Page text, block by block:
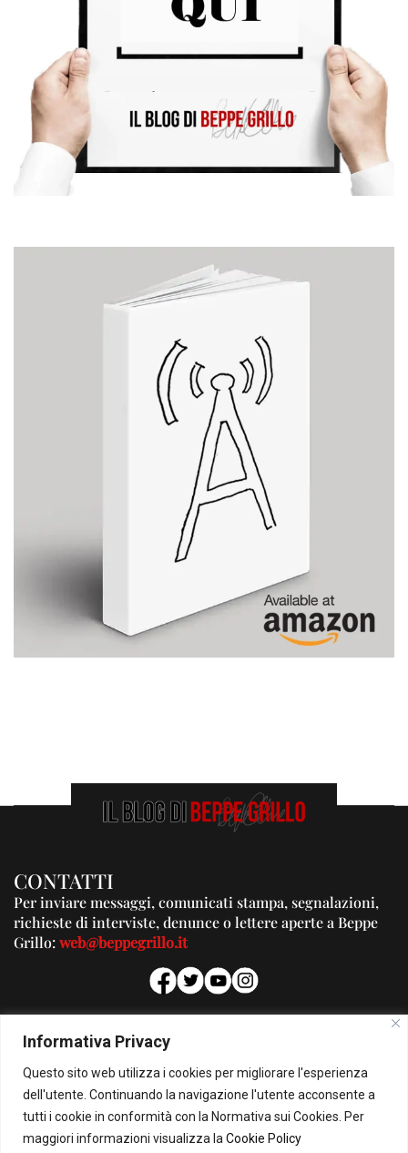
Informativa Privacy
Questo sito web utilizza i cookies per migliorare l'esperienza
dell'utente. Continuando la navigazione l'utente acconsente a
tutti i cookie in conformità con la Normativa sui Cookies. Per
maggiori informazioni visualizza la Cookie Policy
CONTATTI
Per inviare messaggi, comunicati stampa, segnalazioni,
richieste di interviste, denunce o lettere aperte a Beppe
Grillo:web@beppegrillo.it
PUBBLICITA'
Per la tua pubblicità su questo Blog:
pubblicita@beppegrillo.it